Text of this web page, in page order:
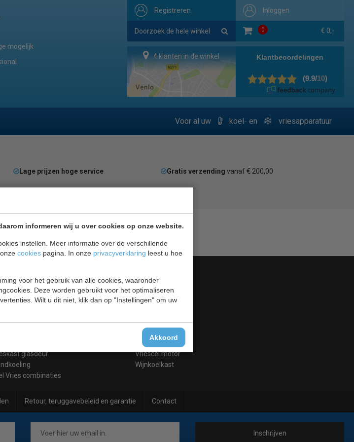
informeren wij u over cookies op onze website.
instellen. Meer informatie over de verschillende
cookies pagina. In onze privacyverklaring leest u hoe
voor het gebruik van alle cookies, waaronder
Deze worden gebruikt voor het optimaliseren
Wilt u dit niet, klik dan op "Instellingen" om uw
Akkoord
Inloggen
0 € 0,-
Registreren
mogelijk
4 klanten in de winkel
Voor al uw koel- en vriesapparatuur
Lage prijzen hoge service Gratis verzending vanaf € 200,00
Chillers
Drop-In
Flessenkoelers
Koelwerkbank
Saladebar
Drank machine
glasdeur
Vriescel motor
Wijnkoelkast
Vries combinaties
Retour, teruggavebeleid en garantie Contact
Inschrijven